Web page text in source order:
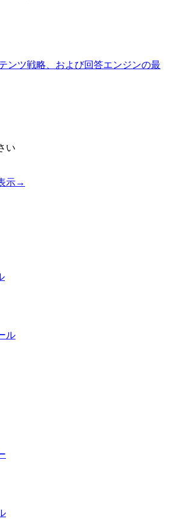
ンツ戦略、および回答エンジンの最
い
示→
ル